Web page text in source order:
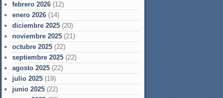
febrero 2026 (12)
enero 2026 (14)
diciembre 2025 (20)
noviembre 2025 (21)
octubre 2025 (22)
septiembre 2025 (22)
agosto 2025 (22)
julio 2025 (19)
junio 2025 (22)